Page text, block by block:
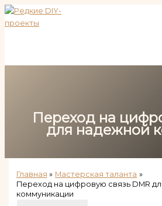
Перейти
к
Переход на
для надежной
Главная
Мастерская таланта
Переход на цифровую связь DMR
коммуникации